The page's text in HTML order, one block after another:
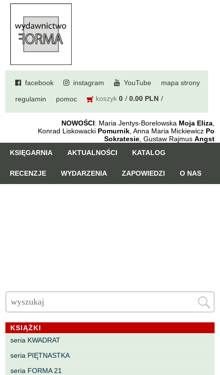
facebook instagram YouTube mapa strony
regulamin pomoc koszyk 0 0.00 PLN
NOWOŚCI: Maria Jentys-Borelowska Moja Eliza,
Konrad Liskowacki Pomurnik, Anna Maria Mickiewicz Po
Sokratesie, Gustaw Rajmus Angst
KSIĘGARNIA
AKTUALNOŚCI KATALOG
RECENZJE WYDARZENIA ZAPOWIEDZI O NAS
KSIĄŻKI
seria KWADRAT
seria PIĘTNASTKA
seria FORMA 21